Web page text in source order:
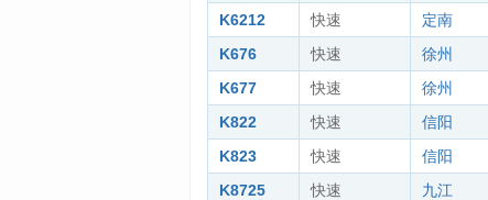
K6212
快速 定南
K676
快速 徐州
K677
快速 徐州
K822
快速 信阳
K823
快速 信阳
K8725
快速 九江